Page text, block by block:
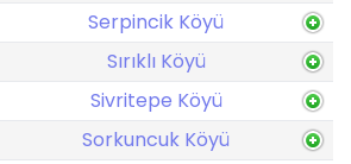
Serpincik Köyü
Sırıklı Köyü
Sivritepe Köyü
Sorkuncuk Köyü